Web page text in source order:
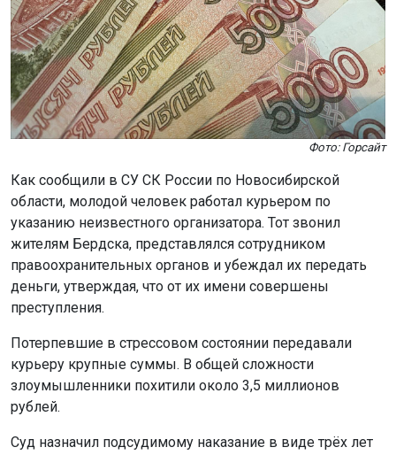
Фото: Горсайт
Как сообщили в СУ СК России по Новосибирской
области, молодой человек работал курьером по
указанию неизвестного организатора. Тот звонил
жителям Бердска, представлялся сотрудником
правоохранительных органов и убеждал их передать
деньги, утверждая, что от их имени совершены
преступления.
Потерпевшие в стрессовом состоянии передавали
курьеру крупные суммы. В общей сложности
злоумышленники похитили около 3,5 миллионов
рублей.
Суд назначил подсудимому наказание в виде трёх лет